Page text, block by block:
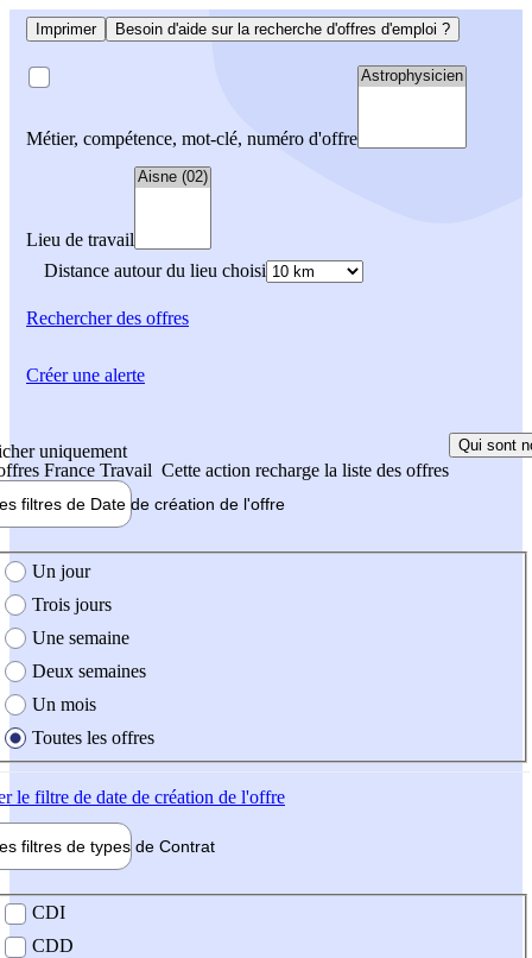
Imprimer Besoin d'aide sur la recherche d'offres d'emploi ?
Métier, compétence, mot-clé, numéro d'offre
Lieu de travail
Distance autour du lieu choisi
Rechercherdes offres
uniquement
France Travail Cette action recharge la liste des offres
Qui sont
filtres de Date de création de l'offre
création de l'offre
Un jour
Trois jours
Une semaine
Deux semaines
Un mois
Toutes les offres
le filtre de date de création de l'offre
filtres de types de Contrat
contrat
CDI
CDD
Créer une alerte